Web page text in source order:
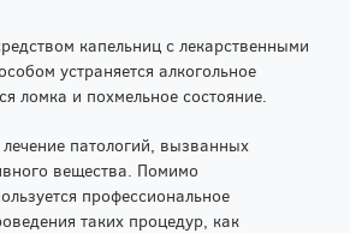
капельниц с лекарственными
устраняется алкогольное
ломка и похмельное состояние.
патологий, вызванных
вещества. Помимо
профессиональное
таких процедур, как